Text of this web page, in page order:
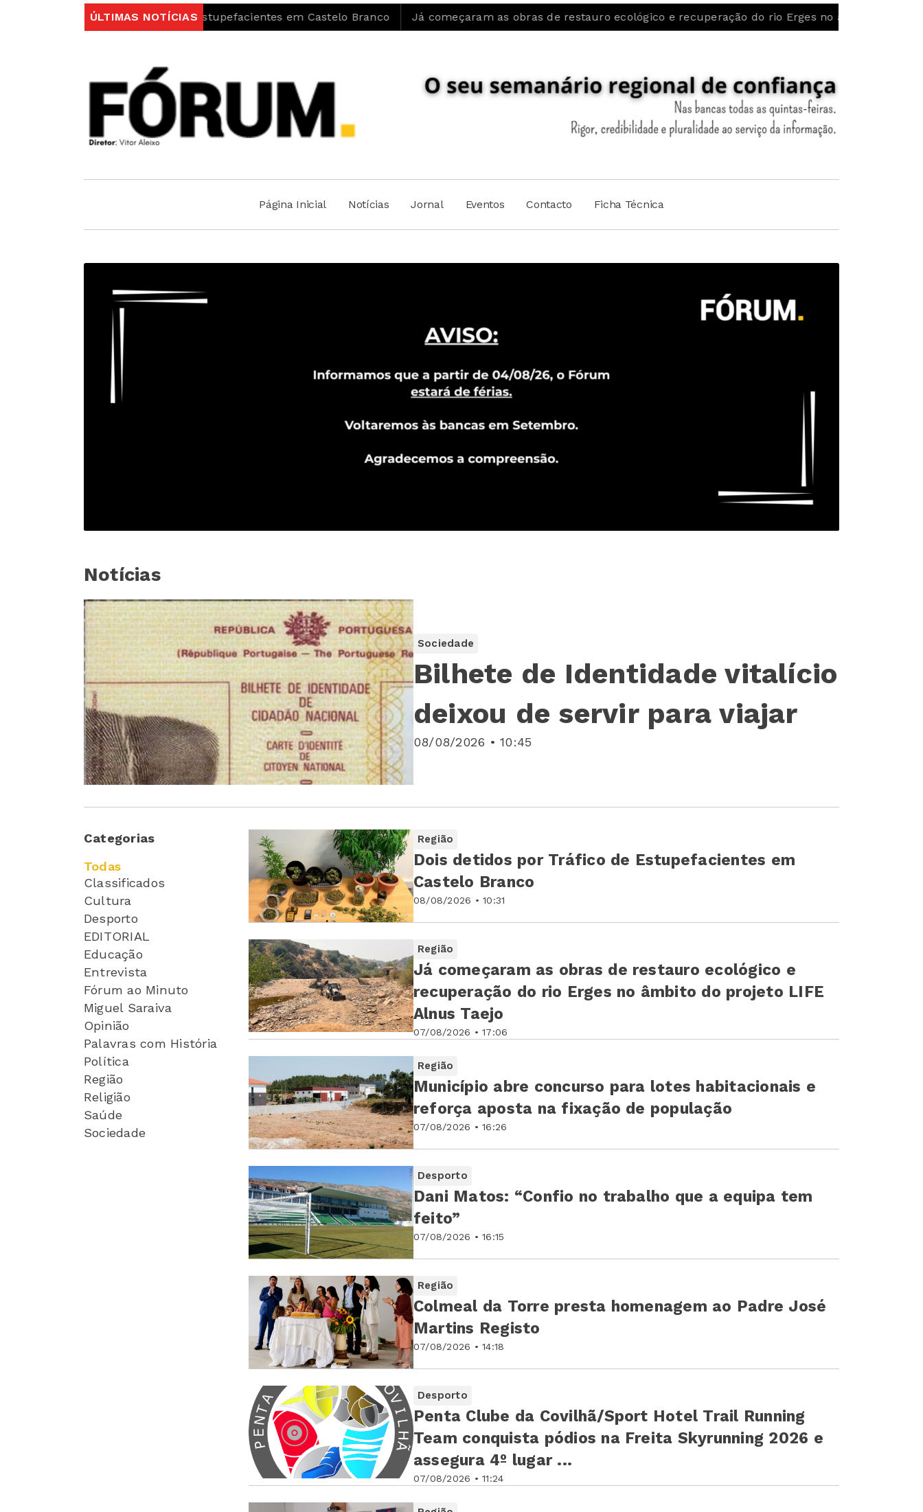
ÚLTIMAS NOTÍCIAS
detidos por Tráfico de Estupefacientes em Castelo Branco Já começaram as obras de restauro ecológico e recuperação do rio Erges no âmbito do projeto LIFE
Página Inicial Notícias Jornal Eventos Contacto Ficha Técnica
Notícias
Sociedade
08/08/2026 • 10:45
Bilhete de Identidade vitalício
deixou de servir para viajar
Categorias
Todas
Classificados
Cultura
Desporto
EDITORIAL
Educação
Entrevista
Fórum ao Minuto
Miguel Saraiva
Opinião
Palavras com História
Política
Região
Religião
Saúde
Sociedade
Região
08/08/2026 • 10:31
Dois detidos por Tráfico de Estupefacientes em
Castelo Branco
Região
07/08/2026 • 17:06
Já começaram as obras de restauro ecológico e
recuperação do rio Erges no âmbito do projeto LIFE
Alnus Taejo
Região
07/08/2026 • 16:26
Município abre concurso para lotes habitacionais e
reforça aposta na fixação de população
Desporto
07/08/2026 • 16:15
Dani Matos: “Confio no trabalho que a equipa tem
feito”
Região
07/08/2026 • 14:18
Colmeal da Torre presta homenagem ao Padre José
Martins Registo
Desporto
07/08/2026 • 11:24
Penta Clube da Covilhã/Sport Hotel Trail Running
Team conquista pódios na Freita Skyrunning 2026 e
assegura 4º lugar ...